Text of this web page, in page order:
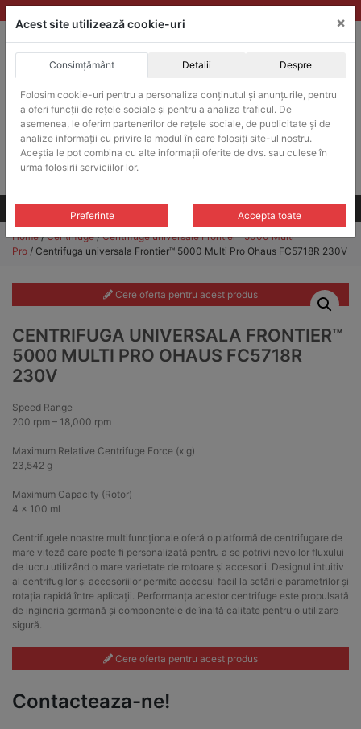
Skip
to
ACHIZITII PUBLICE
Produsele pot fi achizitionate si in sistemul SEAP / SICAP
Products
search
CAUTARE
Toate produsele
Home/Centrifuge/Centrifuge universale Frontier™ 5000 Multi
Pro / Centrifuga universala Frontier™ 5000 Multi Pro Ohaus FC5718R 230V
Cere oferta pentru acest produs
CENTRIFUGA UNIVERSALA FRONTIER™
5000 MULTI PRO OHAUS FC5718R
230V
Speed Range
200 rpm – 18,000 rpm
Maximum Relative Centrifuge Force (x g)
23,542 g
Maximum Capacity (Rotor)
4 x 100 ml
Centrifugele noastre multifuncționale oferă o platformă de centrifugare de
mare viteză care poate fi personalizată pentru a se potrivi nevoilor fluxului
de lucru utilizând o mare varietate de rotoare și accesorii. Designul intuitiv
al centrifugilor și accesoriilor permite accesul facil la setările parametrilor și
rotația rapidă între aplicații. Performanța acestor centrifuge este propulsată
de ingineria germană și componentele de înaltă calitate pentru o utilizare
sigură.
Cere oferta pentru acest produs
Contacteaza-ne!
Acest site utilizează cookie-uri ×
Consimțământ Detalii Despre
Folosim cookie-uri pentru a personaliza conținutul și anunțurile, pentru
a oferi funcții de rețele sociale și pentru a analiza traficul. De
asemenea, le oferim partenerilor de rețele sociale, de publicitate și de
analize informații cu privire la modul în care folosiți site-ul nostru.
Aceștia le pot combina cu alte informații oferite de dvs. sau culese în
urma folosirii serviciilor lor.
Preferinte Accepta toate